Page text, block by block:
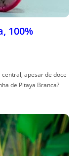
100%
apesar de doce
de Pitaya Branca?